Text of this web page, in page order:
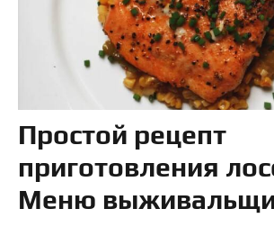
Простой рецепт
приготовления
Меню